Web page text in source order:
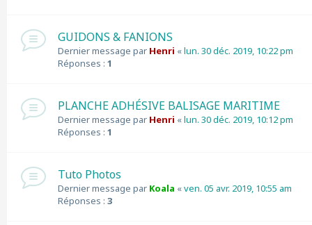
GUIDONS & FANIONS
Dernier message par Henri «lun. 30 déc. 2019, 10:22 pm
Réponses : 1
PLANCHE ADHÉSIVE BALISAGE MARITIME
Dernier message par Henri «lun. 30 déc. 2019, 10:12 pm
Réponses : 1
Tuto Photos
Dernier message par Koala «ven. 05 avr. 2019, 10:55 am
Réponses : 3